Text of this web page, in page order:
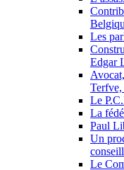
Les
Edgar
Terfve,
Le
La
Paul
Un
Le